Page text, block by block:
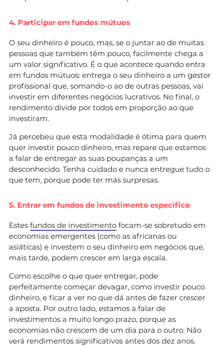
4. Participar em fundos mútuos
O seu dinheiro é pouco, mas, se o juntar ao de muitas
pessoas que também têm pouco, facilmente chega a
um valor significativo. É o que acontece quando entra
em fundos mútuos: entrega o seu dinheiro a um gestor
profissional que, somando-o ao de outras pessoas, vai
investir em diferentes negócios lucrativos. No final, o
rendimento divide por todos em proporção ao que
investiram.
Já percebeu que esta modalidade é ótima para quem
quer investir pouco dinheiro, mas repare que estamos
a falar de entregar as suas poupanças a um
desconhecido. Tenha cuidado e nunca entregue tudo o
que tem, porque pode ter más surpresas.
5. Entrar em fundos de investimento específico
Estes fundos de investimento focam-se sobretudo em
economias emergentes (como as africanas ou
asiáticas) e investem o seu dinheiro em negócios que,
mais tarde, podem crescer em larga escala.
Como escolhe o que quer entregar, pode
perfeitamente começar devagar, como investir pouco
dinheiro, e ficar a ver no que dá antes de fazer crescer
a aposta. Por outro lado, estamos a falar de
investimentos a muito longo prazo, porque as
economias não crescem de um dia para o outro. Não
verá rendimentos significativos antes dos dez anos.